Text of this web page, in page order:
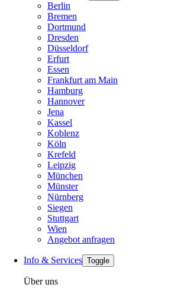
Berlin
Bremen
Dortmund
Dresden
Düsseldorf
Erfurt
Essen
Frankfurt am Main
Hamburg
Hannover
Jena
Kassel
Koblenz
Köln
Krefeld
Leipzig
München
Münster
Nürnberg
Siegen
Stuttgart
Wien
Angebot anfragen
Info & Services Toggle
Über uns